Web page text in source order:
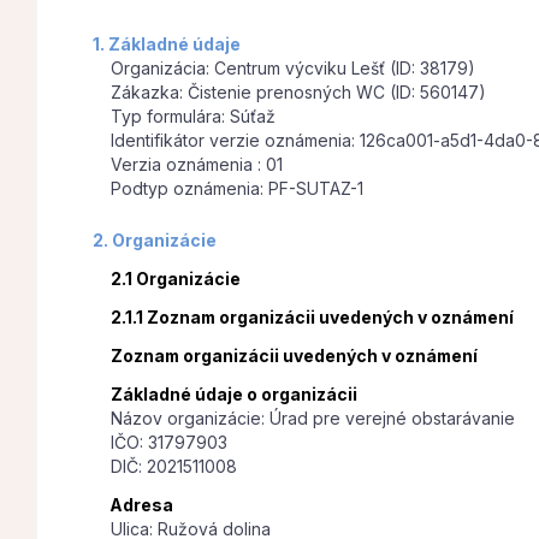
1. Základné údaje
Organizácia: Centrum výcviku Lešť (ID: 38179)
Zákazka: Čistenie prenosných WC (ID: 560147)
Typ formulára: Súťaž
Identifikátor verzie oznámenia: 126ca001-a5d1-
Verzia oznámenia : 01
Podtyp oznámenia: PF-SUTAZ-1
2. Organizácie
2.1 Organizácie
2.1.1 Zoznam organizácii uvedených v oznámení
Zoznam organizácii uvedených v oznámení
Základné údaje o organizácii
Názov organizácie: Úrad pre verejné obstarávanie
IČO: 31797903
DIČ: 2021511008
Adresa
Ulica: Ružová dolina